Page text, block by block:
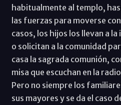
habitualmente al templo,
las fuerzas para moverse
casos, los hijos los llevan a
o solicitan a la comunidad
casa la sagrada comunión,
misa que escuchan en la
Pero no siempre los
sus mayores y se da el caso